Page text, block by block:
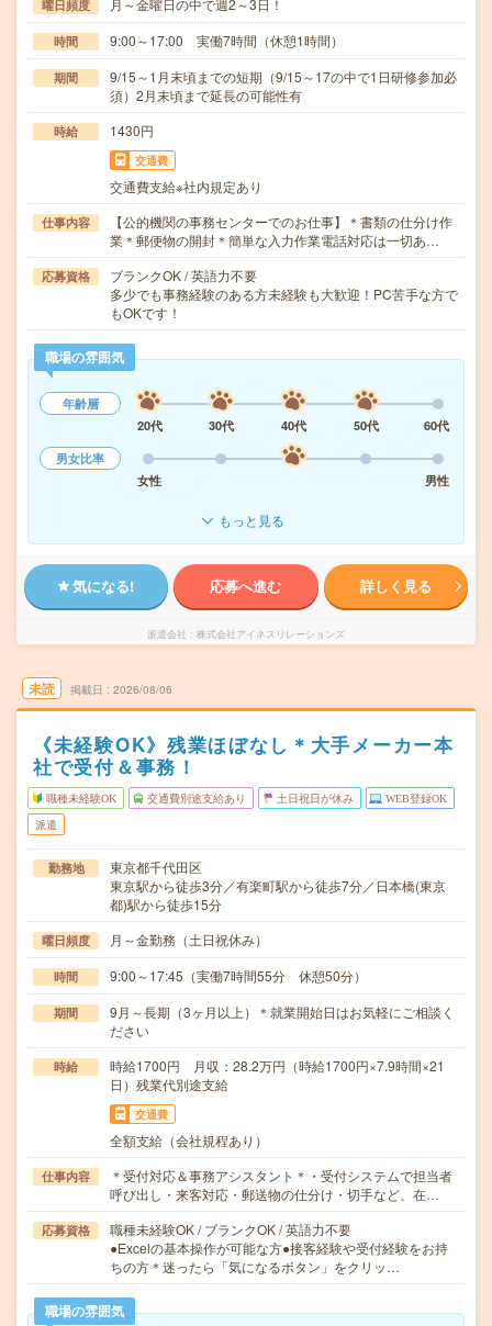
曜日頻度 月～金曜日の中で週2～3日！
時間 9:00～17:00 実働7時間（休憩1時間）
期間
9/15～1月末頃までの短期（9/15～17の中で1日研修参加必
須）2月末頃まで延長の可能性有
時給 1430円
交通費
交通費支給※社内規定あり
仕事内容
【公的機関の事務センターでのお仕事】＊書類の仕分け作
業＊郵便物の開封＊簡単な入力作業電話対応は一切あ…
応募資格
ブランクOK / 英語力不要
多少でも事務経験のある方未経験も大歓迎！PC苦手な方で
もOKです！
職場の雰囲気
年齢層
20代
30代 40代 50代
60代
男女比率
女性
男性
もっと見る
気になる! 応募へ進む 詳しく見る
派遣会社 株式会社アイネスリレーションズ
未読 掲載日 2026/08/06
《未経験OK》残業ほぼなし＊大手メーカー本
社で受付＆事務！
職種未経験OK 交通費別途支給あり 土日祝日が休み WEB登録OK
派遣
勤務地
東京都千代田区
東京駅から徒歩3分／有楽町駅から徒歩7分／日本橋(東京
都)駅から徒歩15分
曜日頻度 月～金勤務（土日祝休み）
時間 9:00～17:45（実働7時間55分 休憩50分）
期間
9月～長期（3ヶ月以上）＊就業開始日はお気軽にご相談く
ださい
時給
時給1700円 月収：28.2万円（時給1700円×7.9時間×21
日）残業代別途支給
交通費
全額支給（会社規程あり）
仕事内容
＊受付対応＆事務アシスタント＊・受付システムで担当者
呼び出し・来客対応・郵送物の仕分け・切手など、在…
応募資格
職種未経験OK / ブランクOK / 英語力不要
●Excelの基本操作が可能な方●接客経験や受付経験をお持
ちの方＊迷ったら「気になるボタン」をクリッ…
職場の雰囲気